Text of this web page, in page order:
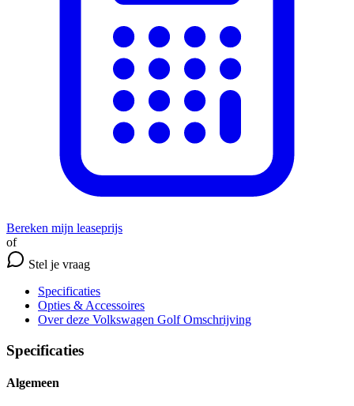
Bereken mijn leaseprijs
of
Stel je vraag
Specificaties
Opties & Accessoires
Over deze Volkswagen Golf Omschrijving
Specificaties
Algemeen